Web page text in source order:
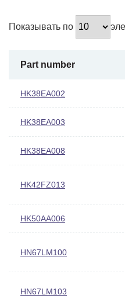
Показывать по
Part number
HK38EA002
HK38EA003
HK38EA008
HK42FZ013
HK50AA006
HN67LM100
HN67LM103